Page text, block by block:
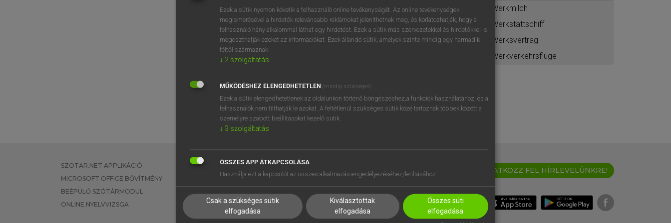
BELÉPÉS
regisztrálok ésbelépek.
REGISZTRÁCIÓ
Werkmilch
Werkstattschiff
Werksvertrag
Werkverkehrsflüge
SZOTAR.NET APPLIKÁCIÓ
MICROSOFT OFFICE BŐVÍTMÉNY
BEÉPÜLŐ SZÓTÁRMODUL
ONLINE NYELVVIZSGA
EGYÉNI FELHASZNÁLÓKNAK
TANULÓKNAK
VÁLLALATI MEGOLDÁSOK
SÚGÓ
RÓLUNK
SÜTI BEÁLLÍTÁSOK
IRATKOZZ FEL HÍRLEVELÜNKRE!
Ezek a sütik nyomon követik a felhasználó online tevékenységét. Az online tevékenységek
megismerésével a hirdetők relevánsabb reklámokat jeleníthetnek meg, és korlátozhatják, hogy a
felhasználó hány alkalommal láthat egy hirdetést. Ezek a sütik más szervezetekkel és hirdetőkkel is
megoszthatják ezeket az információkat. Ezek állandó sütik, amelyek szinte mindig egy harmadik
féltől származnak.
↓ 2 szolgáltatás
MŰKÖDÉSHEZ ELENGEDHETETLEN (mindig szükséges)
Ezek a sütik elengedhetetlenek az oldalunkon történő böngészéshez,a funkciók használatához, és a
felhasználók nem tilthatják le azokat. A feltétlenül szükséges sütik közé tartoznak többek között a
személyre szabott beállításokat kezelő sütik.
↓ 3 szolgáltatás
ÖSSZES APP ÁTKAPCSOLÁSA
Használja ezt a kapcsolót az összes alkalmazás engedélyezéséhez/letiltásához.
Csak a szükséges sütik
elfogadása
Kiválasztottak
elfogadása
Összes süti
elfogadása